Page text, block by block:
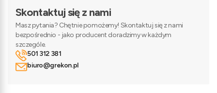
Skontaktuj się z nami
Masz pytania? Chętnie pomożemy! Skontaktuj się z nami
bezpośrednio - jako producent doradzimy w każdym
szczególe.
501 312 381
biuro@grekon.pl